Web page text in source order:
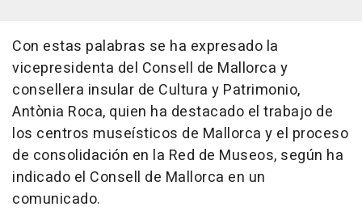
Con estas palabras se ha expresado la
vicepresidenta del Consell de Mallorca y
consellera insular de Cultura y Patrimonio,
Antònia Roca, quien ha destacado el trabajo de
los centros museísticos de Mallorca y el proceso
de consolidación en la Red de Museos, según ha
indicado el Consell de Mallorca en un
comunicado.